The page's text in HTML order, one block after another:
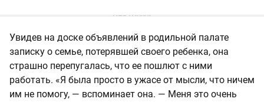
Увидев на доске объявлений в родильной палате
записку о семье, потерявшей своего ребенка, она
страшно перепугалась, что ее пошлют с ними
работать. «Я была просто в ужасе от мысли, что ничем
им не помогу, — вспоминает она. — Меня это очень